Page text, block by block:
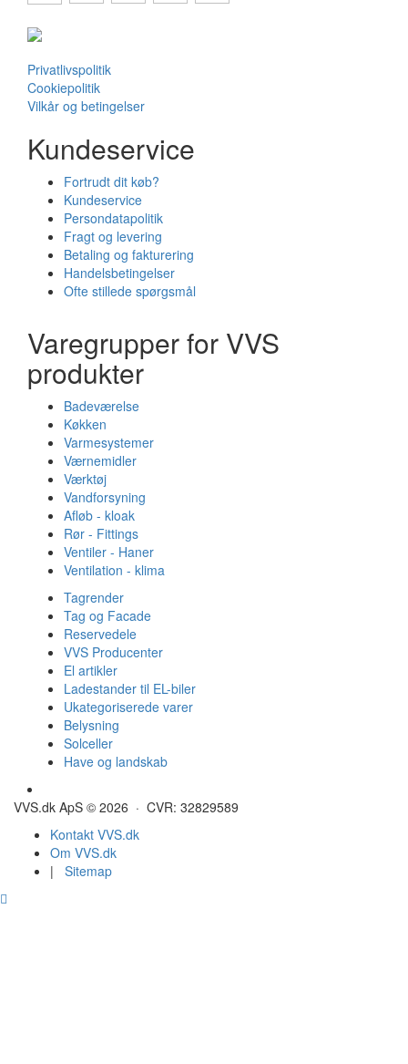
Privatlivspolitik
Cookiepolitik
Vilkår og betingelser
Kundeservice
Fortrudt dit køb?
Kundeservice
Persondatapolitik
Fragt og levering
Betaling og fakturering
Handelsbetingelser
Ofte stillede spørgsmål
Varegrupper for VVS
produkter
Badeværelse
Køkken
Varmesystemer
Værnemidler
Værktøj
Vandforsyning
Afløb - kloak
Rør - Fittings
Ventiler - Haner
Ventilation - klima
Tagrender
Tag og Facade
Reservedele
VVS Producenter
El artikler
Ladestander til EL-biler
Ukategoriserede varer
Belysning
Solceller
Have og landskab
VVS.dk ApS © 2026 · CVR: 32829589
Kontakt VVS.dk
Om VVS.dk
| Sitemap